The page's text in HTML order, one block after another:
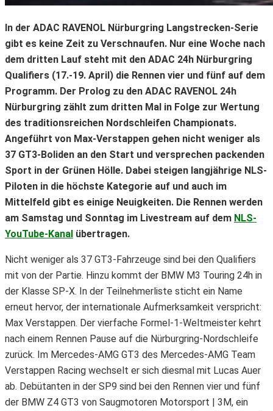
In der ADAC RAVENOL Nürburgring Langstrecken-Serie
gibt es keine Zeit zu Verschnaufen. Nur eine Woche nach
dem dritten Lauf steht mit den ADAC 24h Nürburgring
Qualifiers (17.-19. April) die Rennen vier und fünf auf dem
Programm. Der Prolog zu den ADAC RAVENOL 24h
Nürburgring zählt zum dritten Mal in Folge zur Wertung
des traditionsreichen Nordschleifen Championats.
Angeführt von Max-Verstappen gehen nicht weniger als
37 GT3-Boliden an den Start und versprechen packenden
Sport in der Grünen Hölle. Dabei steigen langjährige NLS-
Piloten in die höchste Kategorie auf und auch im
Mittelfeld gibt es einige Neuigkeiten. Die Rennen werden
am Samstag und Sonntag im Livestream auf dem NLS-
YouTube-Kanal übertragen.
Nicht weniger als 37 GT3-Fahrzeuge sind bei den Qualifiers
mit von der Partie. Hinzu kommt der BMW M3 Touring 24h in
der Klasse SP-X. In der Teilnehmerliste sticht ein Name
erneut hervor, der internationale Aufmerksamkeit verspricht:
Max Verstappen. Der vierfache Formel-1-Weltmeister kehrt
nach einem Rennen Pause auf die Nürburgring-Nordschleife
zurück. Im Mercedes-AMG GT3 des Mercedes-AMG Team
Verstappen Racing wechselt er sich diesmal mit Lucas Auer
ab. Debütanten in der SP9 sind bei den Rennen vier und fünf
der BMW Z4 GT3 von Saugmotoren Motorsport | 3M, ein